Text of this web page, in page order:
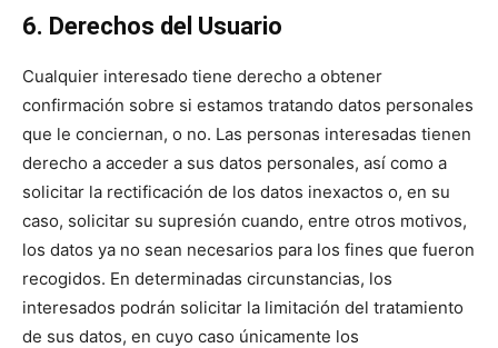
6. Derechos del Usuario
Cualquier interesado tiene derecho a obtener
confirmación sobre si estamos tratando datos personales
que le conciernan, o no. Las personas interesadas tienen
derecho a acceder a sus datos personales, así como a
solicitar la rectificación de los datos inexactos o, en su
caso, solicitar su supresión cuando, entre otros motivos,
los datos ya no sean necesarios para los fines que fueron
recogidos. En determinadas circunstancias, los
interesados podrán solicitar la limitación del tratamiento
de sus datos, en cuyo caso únicamente los